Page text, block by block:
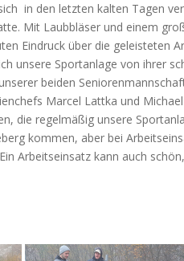
in den letzten kalten Tagen
Mit Laubbläser und einem
Eindruck über die geleisteten
unsere Sportanlage von ihrer
beiden
Marcel Lattka und
die regelmäßig unsere
kommen, aber bei
Arbeitseinsatz kann auch